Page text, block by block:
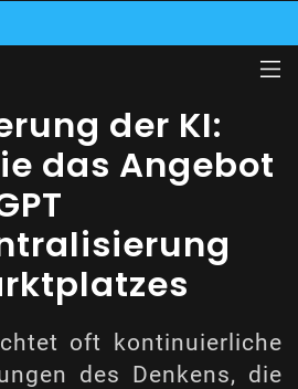
der KI:
das Angebot
oft kontinuierliche
des Denkens, die